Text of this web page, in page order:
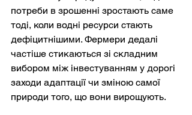
потреби в зрошенні зростають саме
тоді, коли водні ресурси стають
дефіцитнішими. Фермери дедалі
частіше стикаються зі складним
вибором між інвестуванням у дорогі
заходи адаптації чи зміною самої
природи того, що вони вирощують.